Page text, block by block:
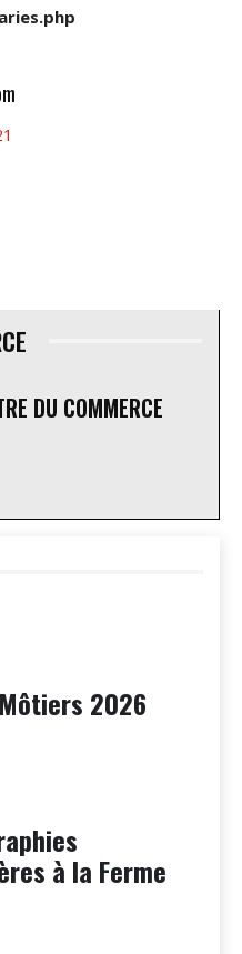
DU COMMERCE
2026
à la Ferme